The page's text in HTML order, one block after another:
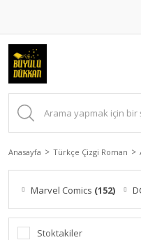
Anasayfa Türkçe Çizgi Roman
Marvel Comics (152)
Stoktakiler